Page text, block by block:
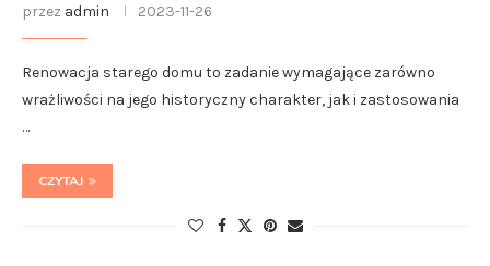
przez admin 2023-11-26
Renowacja starego domu to zadanie wymagające zarówno
wrażliwości na jego historyczny charakter, jak i zastosowania
…
CZYTAJ